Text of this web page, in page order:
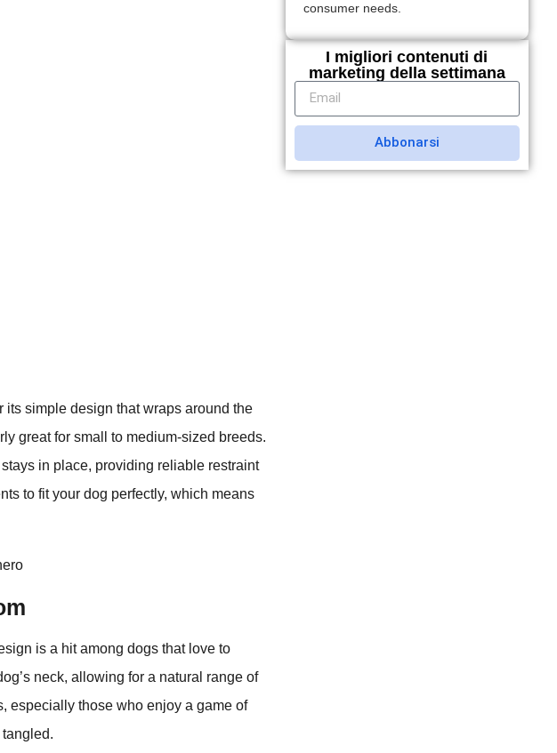
its simple design that wraps around the
great for small to medium-sized breeds.
in place, providing reliable restraint
to fit your dog perfectly, which means
is a hit among dogs that love to
neck, allowing for a natural range of
especially those who enjoy a game of
consumer needs.
I migliori contenuti di
marketing della settimana
Abbonarsi